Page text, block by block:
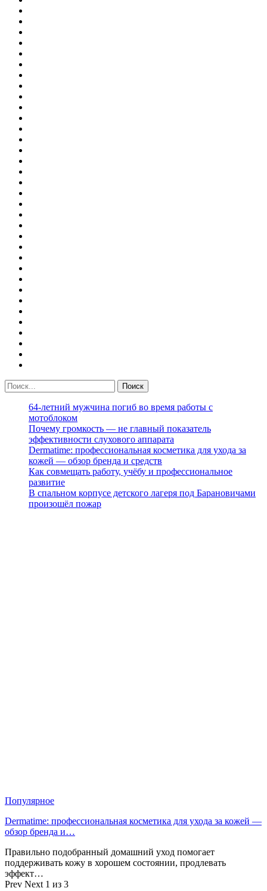
64-летний мужчина погиб во время работы с
мотоблоком
Почему громкость — не главный показатель
эффективности слухового аппарата
Dermatime: профессиональная косметика для ухода за
кожей — обзор бренда и средств
Как совмещать работу, учёбу и профессиональное
развитие
В спальном корпусе детского лагеря под Барановичами
произошёл пожар
Популярное
Dermatime: профессиональная косметика для ухода за кожей —
обзор бренда и…
Правильно подобранный домашний уход помогает
поддерживать кожу в хорошем состоянии, продлевать
эффект…
Prev Next 1 из 3